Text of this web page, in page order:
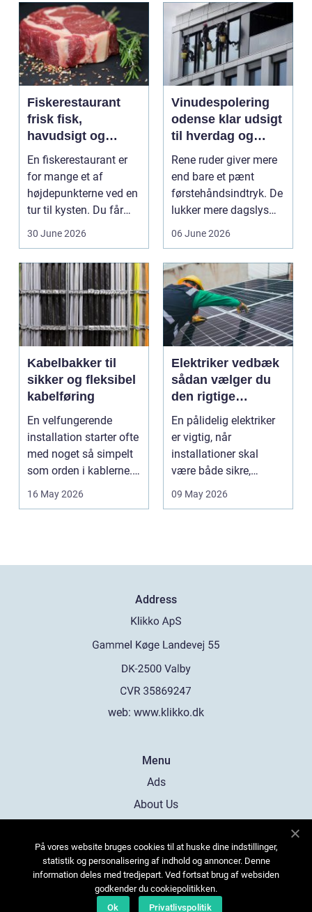
Fiskerestaurant
frisk fisk,
havudsigt og
afslappet
atmosfære
En fiskerestaurant er
for mange et af
højdepunkterne ved en
tur til kysten. Du får
friskfanget fisk,...
30 June 2026
Vinudespolering
odense klar udsigt
til hverdag og
erhverv
Rene ruder giver mere
end bare et pænt
førstehåndsindtryk. De
lukker mere dagslys
ind, giver et lett...
06 June 2026
Kabelbakker til
sikker og fleksibel
kabelføring
En velfungerende
installation starter ofte
med noget så simpelt
som orden i kablerne.
Når strøm-, da...
16 May 2026
Elektriker vedbæk
sådan vælger du
den rigtige
fagmand
En pålidelig elektriker
er vigtig, når
installationer skal
være både sikre,
lovlige og holdbare. I
09 May 2026
Address
web: www.klikko.dk
Menu
Ads
About Us
Contact
Sitemap
På vores website bruges cookies til at huske dine indstillinger,
statistik og personalisering af indhold og annoncer. Denne
information deles med tredjepart. Ved fortsat brug af websiden
godkender du cookiepolitikken.
Ok
Privatlivspolitik